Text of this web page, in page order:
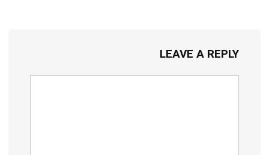
LEAVE A REPLY